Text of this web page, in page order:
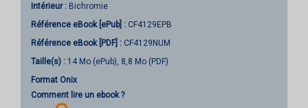
Intérieur : Bichromie
Référence eBook [ePub] : CF4129EPB
Référence eBook [PDF] : CF4129NUM
Taille(s) : 14 Mo (ePub), 8,8 Mo (PDF)
Format Onix
Comment lire un ebook ?